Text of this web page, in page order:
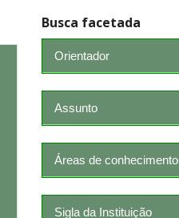
Busca facetada
Orientador
Assunto
Áreas de conhecimento
Sigla da Instituição